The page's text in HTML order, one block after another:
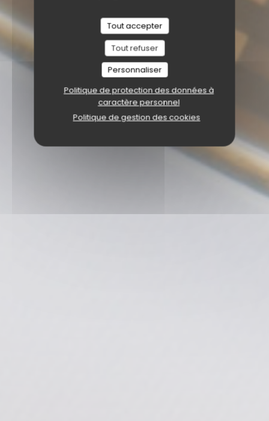
Tout accepter
Tout refuser
Personnaliser
Politique de protection des données à
caractère personnel
Politique de gestion des cookies